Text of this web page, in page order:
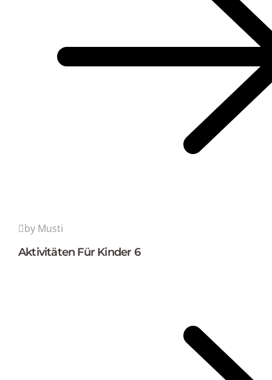
by Musti
Aktivitäten Für Kinder 6